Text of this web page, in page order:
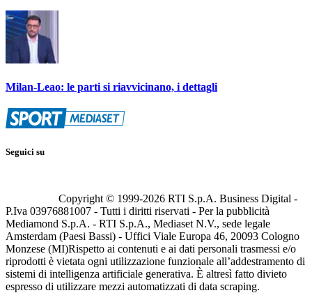
Milan-Leao: le parti si riavvicinano, i dettagli
Seguici su
Copyright © 1999-2026 RTI S.p.A. Business Digital -
P.Iva 03976881007 - Tutti i diritti riservati - Per la pubblicità
Mediamond S.p.A. - RTI S.p.A., Mediaset N.V., sede legale
Amsterdam (Paesi Bassi) - Uffici Viale Europa 46, 20093 Cologno
Monzese (MI)Rispetto ai contenuti e ai dati personali trasmessi e/o
riprodotti è vietata ogni utilizzazione funzionale all’addestramento di
sistemi di intelligenza artificiale generativa. È altresì fatto divieto
espresso di utilizzare mezzi automatizzati di data scraping.